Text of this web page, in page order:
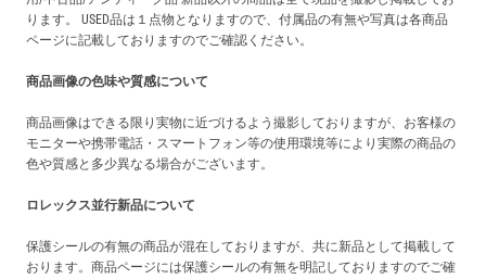
ります。 USED品は１点物となりますので、付属品の有無や写真は各商品
ページに記載しておりますのでご確認ください。
商品画像の色味や質感について
商品画像はできる限り実物に近づけるよう撮影しておりますが、お客様の
モニターや携帯電話・スマートフォン等の使用環境等により実際の商品の
色や質感と多少異なる場合がございます。
ロレックス並行新品について
保護シールの有無の商品が混在しておりますが、共に新品として掲載して
おります。商品ページには保護シールの有無を明記しておりますのでご確